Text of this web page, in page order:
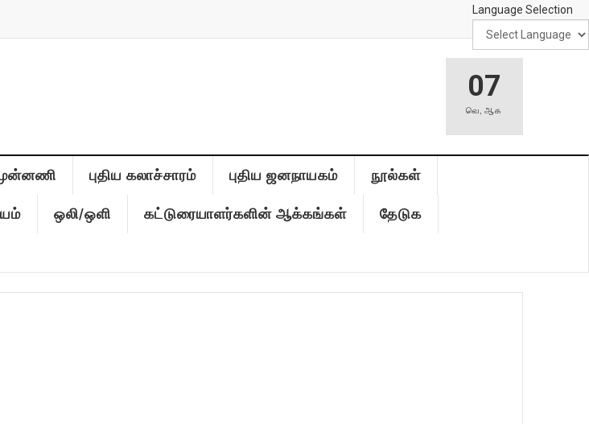
Language Selection
07
வெ,ஆக
புதிய கலாச்சாரம் புதிய ஜனநாயகம் நூல்கள்
ஒலி/ஒளி கட்டுரையாளர்களின் ஆக்கங்கள் தேடுக